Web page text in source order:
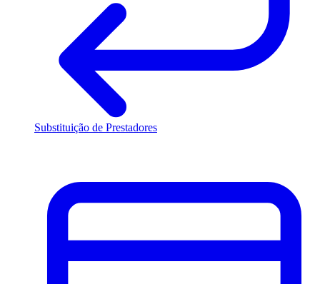
Substituição de Prestadores